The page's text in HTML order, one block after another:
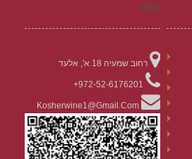
קשר
רחוב שמעיה 18 א', אלעד
972-52-6176201+
Kosherwine1@gmail.com